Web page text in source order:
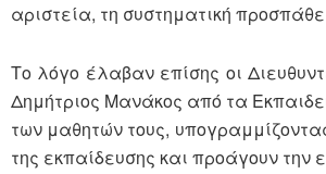
αριστεία, τη συστηματική
Το λόγο έλαβαν επίσης οι
Δημήτριος Μανάκος από τα
των μαθητών τους,
της εκπαίδευσης και προάγουν την